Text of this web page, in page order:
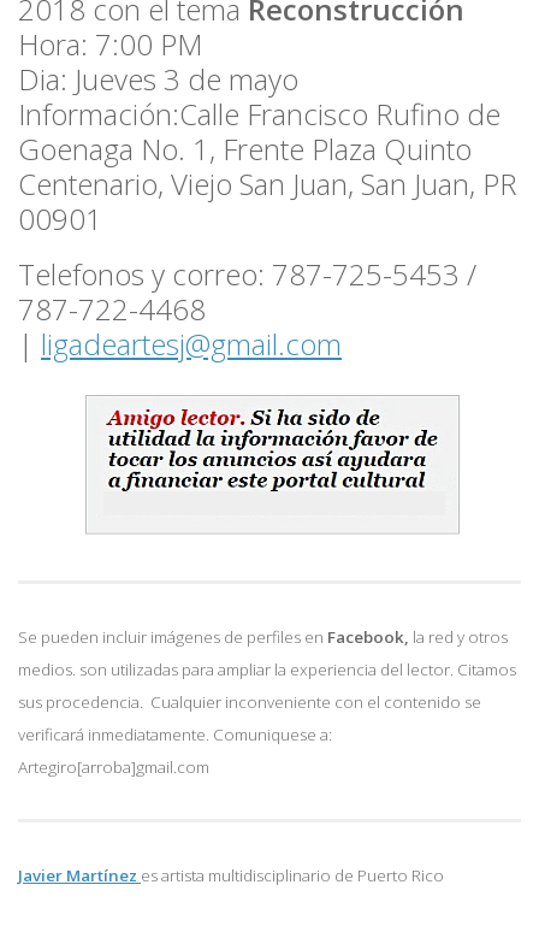
2018 con el tema Reconstrucción
Hora: 7:00 PM
Dia: Jueves 3 de mayo
Información:Calle Francisco Rufino de
Goenaga No. 1, Frente Plaza Quinto
Centenario, Viejo San Juan, San Juan, PR
00901
Telefonos y correo: 787-725-5453 /
787-722-4468
| ligadeartesj@gmail.com
Se pueden incluir imágenes de perfiles en Facebook, la red y otros
medios. son utilizadas para ampliar la experiencia del lector. Citamos
sus procedencia. Cualquier inconveniente con el contenido se
verificará inmediatamente. Comuniquese a:
Artegiro[arroba]gmail.com
Javier Martínez es artista multidisciplinario de Puerto Rico